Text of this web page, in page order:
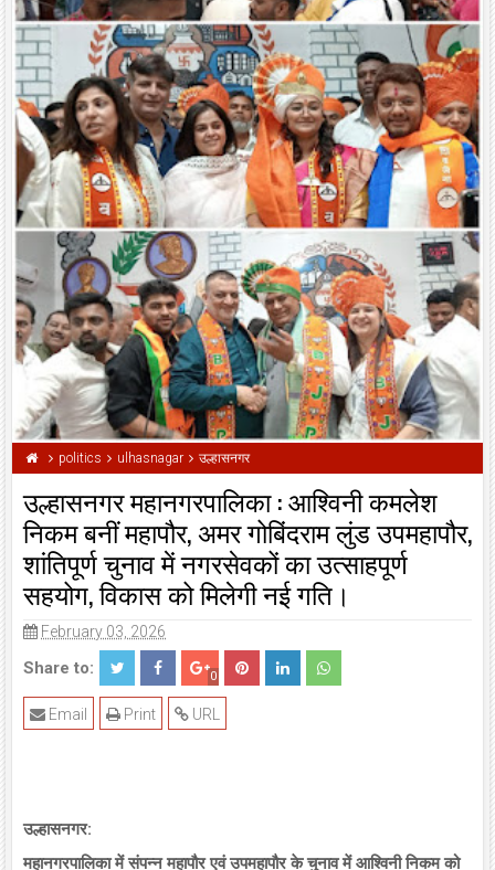
politics ulhasnagar उल्हासनगर
उल्हासनगर महानगरपालिका : आश्विनी कमलेश
निकम बनीं महापौर, अमर गोबिंदराम लुंड उपमहापौर,
शांतिपूर्ण चुनाव में नगरसेवकों का उत्साहपूर्ण
सहयोग, विकास को मिलेगी नई गति।
February 03, 2026
Share to: 0
URL
Print
Email
उल्हासनगर:
महानगरपालिका में संपन्न महापौर एवं उपमहापौर के चुनाव में आश्विनी निकम को